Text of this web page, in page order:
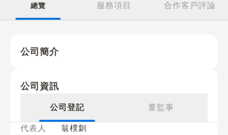
總覽 服務項目 合作客戶評論
公司簡介
公司資訊
公司登記 董監事
代表人
翁樸釧